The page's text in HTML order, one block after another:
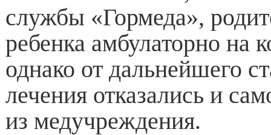
службы «Гормеда»,
ребенка амбулаторно на
однако от дальнейшего
лечения отказались и
из медучреждения.